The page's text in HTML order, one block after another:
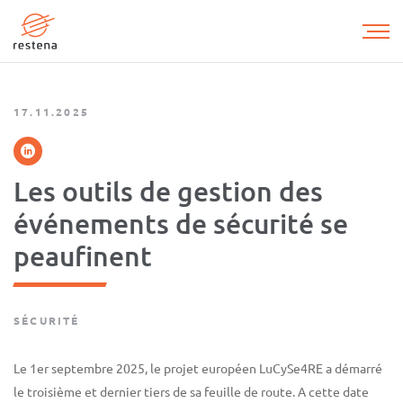
contenu
17.11.2025
Les outils de gestion des
événements de sécurité se
peaufinent
SÉCURITÉ
Le 1er septembre 2025, le projet européen LuCySe4RE a démarré
le troisième et dernier tiers de sa feuille de route. A cette date